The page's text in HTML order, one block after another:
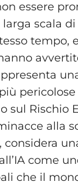
essere
scala
tempo,
pericolose
sul Rischio
alla
considera
come
che il